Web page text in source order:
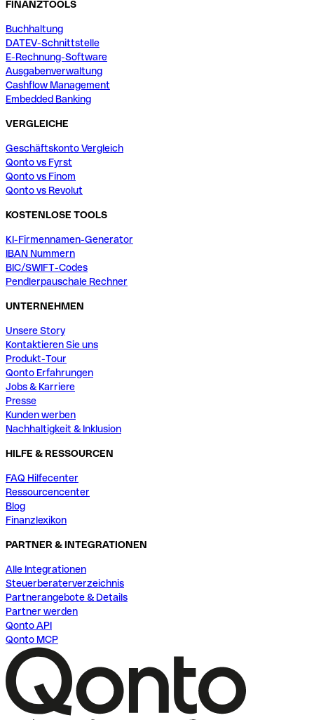
FINANZTOOLS
Buchhaltung
DATEV-Schnittstelle
E-Rechnung-Software
Ausgabenverwaltung
Cashflow Management
Embedded Banking
VERGLEICHE
Geschäftskonto Vergleich
Qonto vs Fyrst
Qonto vs Finom
Qonto vs Revolut
KOSTENLOSE TOOLS
KI-Firmennamen-Generator
IBAN Nummern
BIC/SWIFT-Codes
Pendlerpauschale Rechner
UNTERNEHMEN
Unsere Story
Kontaktieren Sie uns
Produkt-Tour
Qonto Erfahrungen
Jobs & Karriere
Presse
Kunden werben
Nachhaltigkeit & Inklusion
HILFE & RESSOURCEN
FAQ Hilfecenter
Ressourcencenter
Blog
Finanzlexikon
PARTNER & INTEGRATIONEN
Alle Integrationen
Steuerberaterverzeichnis
Partnerangebote & Details
Partner werden
Qonto API
Qonto MCP